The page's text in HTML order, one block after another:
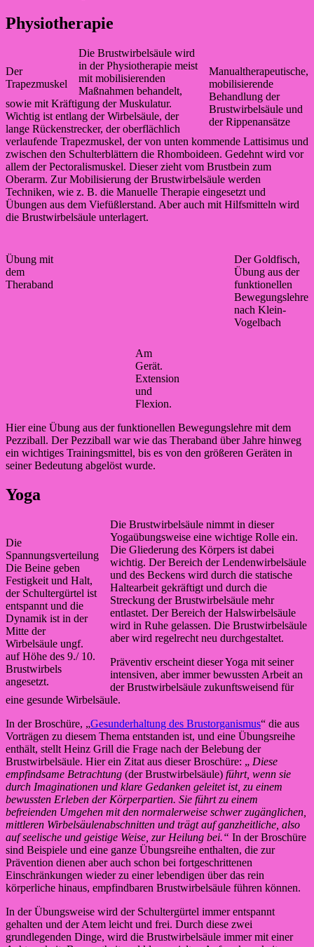
Physiotherapie
Der
Trapezmuskel
Manualtherapeutische,
mobilisierende
Behandlung der
Brustwirbelsäule und
der Rippenansätze
Die Brustwirbelsäule wird
in der Physiotherapie meist
mit mobilisierenden
Maßnahmen behandelt,
sowie mit Kräftigung der Muskulatur.
Wichtig ist entlang der Wirbelsäule, der
lange Rückenstrecker, der oberflächlich
verlaufende Trapezmuskel, der von unten kommende Lattisimus und
zwischen den Schulterblättern die Rhomboideen. Gedehnt wird vor
allem der Pectoralismuskel. Dieser zieht vom Brustbein zum
Oberarm. Zur Mobilisierung der Brustwirbelsäule werden
Techniken, wie z. B. die Manuelle Therapie eingesetzt und
Übungen aus dem Viefüßlerstand. Aber auch mit Hilfsmitteln wird
die Brustwirbelsäule unterlagert.
Übung mit
dem
Theraband
Der Goldfisch,
Übung aus der
funktionellen
Bewegungslehre
nach Klein-
Vogelbach
Am
Gerät.
Extension
und
Flexion.
Hier eine Übung aus der funktionellen Bewegungslehre mit dem
Pezziball. Der Pezziball war wie das Theraband über Jahre hinweg
ein wichtiges Trainingsmittel, bis es von den größeren Geräten in
seiner Bedeutung abgelöst wurde.
Yoga
Die
Spannungsverteilung
Die Beine geben
Festigkeit und Halt,
der Schultergürtel ist
entspannt und die
Dynamik ist in der
Mitte der
Wirbelsäule ungf.
auf Höhe des 9./ 10.
Brustwirbels
angesetzt.
Die Brustwirbelsäule nimmt in dieser
Yogaübungsweise eine wichtige Rolle ein.
Die Gliederung des Körpers ist dabei
wichtig. Der Bereich der Lendenwirbelsäule
und des Beckens wird durch die statische
Haltearbeit gekräftigt und durch die
Streckung der Brustwirbelsäule mehr
entlastet. Der Bereich der Halswirbelsäule
wird in Ruhe gelassen. Die Brustwirbelsäule
aber wird regelrecht neu durchgestaltet.
Präventiv erscheint dieser Yoga mit seiner
intensiven, aber immer bewussten Arbeit an
der Brustwirbelsäule zukunftsweisend für
eine gesunde Wirbelsäule.
In der Broschüre, „Gesunderhaltung des Brustorganismus“ die aus
Vorträgen zu diesem Thema entstanden ist, und eine Übungsreihe
enthält, stellt Heinz Grill die Frage nach der Belebung der
Brustwirbelsäule. Hier ein Zitat aus dieser Broschüre: „ Diese
empfindsame Betrachtung (der Brustwirbelsäule) führt, wenn sie
durch Imaginationen und klare Gedanken geleitet ist, zu einem
bewussten Erleben der Körperpartien. Sie führt zu einem
befreienden Umgehen mit den normalerweise schwer zugänglichen,
mittleren Wirbelsäulenabschnitten und trägt auf ganzheitliche, also
auf seelische und geistige Weise, zur Heilung bei.“ In der Broschüre
sind Beispiele und eine ganze Übungsreihe enthalten, die zur
Prävention dienen aber auch schon bei fortgeschrittenen
Einschränkungen wieder zu einer lebendigen über das rein
körperliche hinaus, empfindbaren Brustwirbelsäule führen können.
In der Übungsweise wird der Schultergürtel immer entspannt
gehalten und der Atem leicht und frei. Durch diese zwei
grundlegenden Dinge, wird die Brustwirbelsäule immer mit einer